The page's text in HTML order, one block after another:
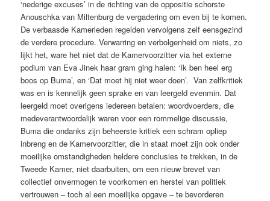
‘nederige excuses’ in de richting van de oppositie schorste
Anouschka van Miltenburg de vergadering om even bij te komen.
De verbaasde Kamerleden regelden vervolgens zelf eensgezind
de verdere procedure. Verwarring en verbolgenheid om niets, zo
lijkt het, ware het niet dat de Kamervoorzitter via het externe
podium van Eva Jinek haar gram ging halen: ‘Ik ben heel erg
boos op Buma’, en ‘Dat moet hij niet weer doen’. Van zelfkritiek
was en is kennelijk geen sprake en van leergeld evenmin. Dat
leergeld moet overigens iedereen betalen: woordvoerders, die
medeverantwoordelijk waren voor een rommelige discussie,
Buma die ondanks zijn beheerste kritiek een schram opliep
inbreng en de Kamervoorzitter, die in staat moet zijn ook onder
moeilijke omstandigheden heldere conclusies te trekken, in de
Tweede Kamer, niet daarbuiten, om een nieuw brevet van
collectief onvermogen te voorkomen en herstel van politiek
vertrouwen – toch al een moeilijke opgave – te bevorderen